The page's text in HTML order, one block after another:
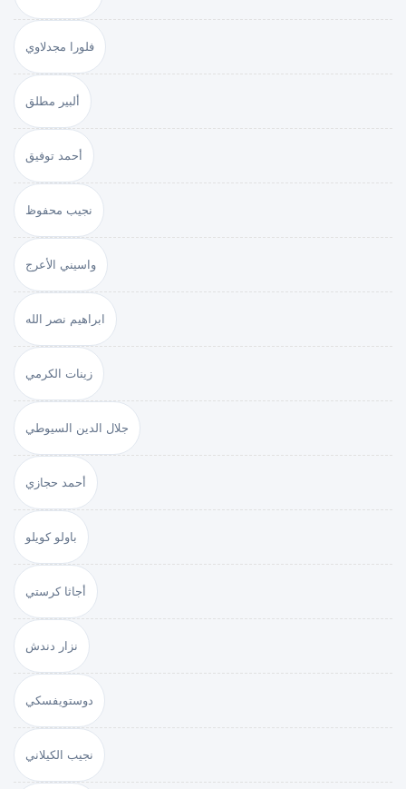
فلورا مجدلاوي
ألبير مطلق
أحمد توفيق
نجيب محفوظ
واسيني الأعرج
ابراهيم نصر الله
زينات الكرمي
جلال الدين السيوطي
أحمد حجازي
باولو كويلو
أجاثا كرستي
نزار دندش
دوستويفسكي
نجيب الكيلاني